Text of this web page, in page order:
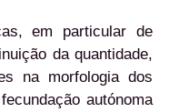
em particular de
da quantidade,
na morfologia dos
autónoma